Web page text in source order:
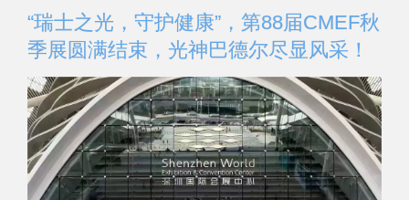
“瑞士之光，守护健康”，第88届CMEF秋
季展圆满结束，光神巴德尔尽显风采！